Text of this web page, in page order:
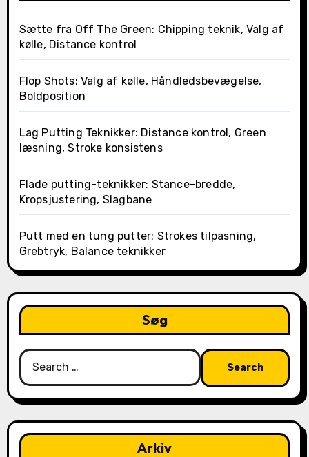
Sætte fra Off The Green: Chipping teknik, Valg af
kølle, Distance kontrol
Flop Shots: Valg af kølle, Håndledsbevægelse,
Boldposition
Lag Putting Teknikker: Distance kontrol, Green
læsning, Stroke konsistens
Flade putting-teknikker: Stance-bredde,
Kropsjustering, Slagbane
Putt med en tung putter: Strokes tilpasning,
Grebtryk, Balance teknikker
Søg
Search
for:
Arkiv